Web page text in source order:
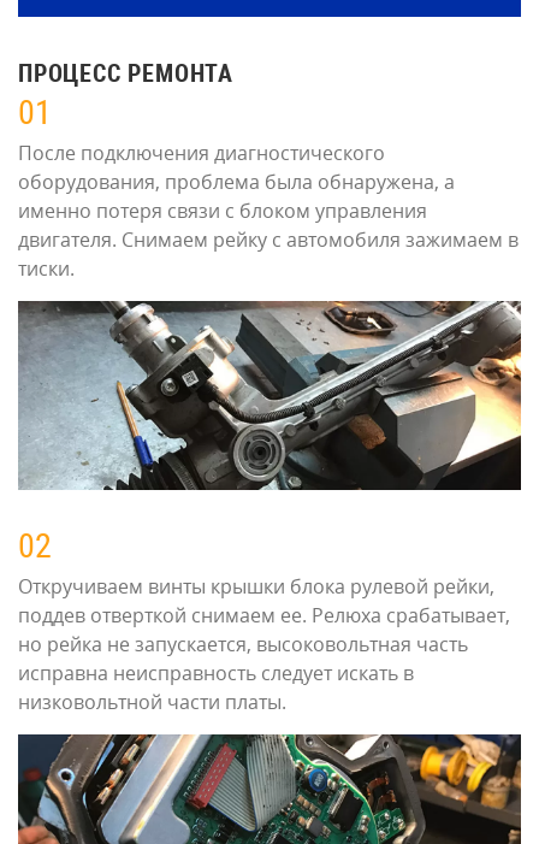
ПРОЦЕСС РЕМОНТА
01
После подключения диагностического
оборудования, проблема была обнаружена, а
именно потеря связи с блоком управления
двигателя. Снимаем рейку с автомобиля зажимаем в
тиски.
02
Откручиваем винты крышки блока рулевой рейки,
поддев отверткой снимаем ее. Релюха срабатывает,
но рейка не запускается, высоковольтная часть
исправна неисправность следует искать в
низковольтной части платы.